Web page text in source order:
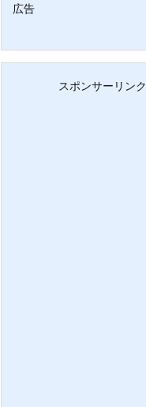
広告
スポンサーリンク